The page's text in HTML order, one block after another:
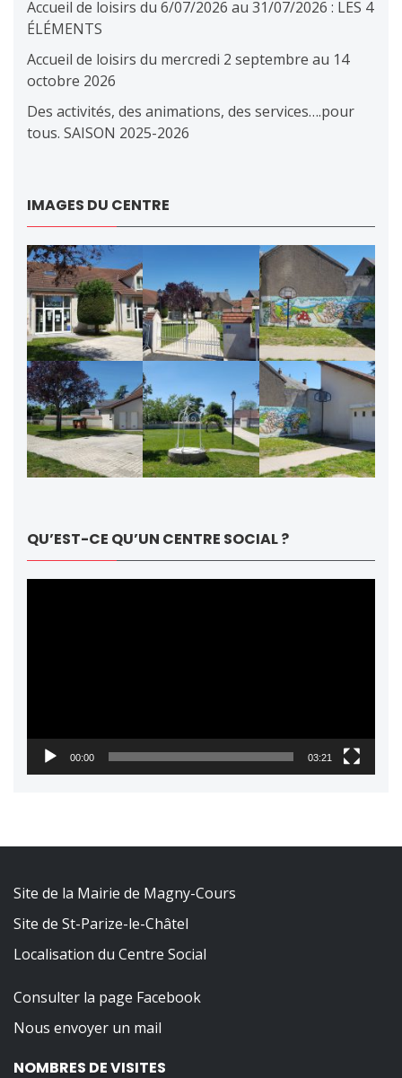
Accueil de loisirs du 6/07/2026 au 31/07/2026 : LES 4
ÉLÉMENTS
Accueil de loisirs du mercredi 2 septembre au 14
octobre 2026
Des activités, des animations, des services….pour
tous. SAISON 2025-2026
IMAGES DU CENTRE
QU’EST-CE QU’UN CENTRE SOCIAL ?
00:00 03:21
Site de la Mairie de Magny-Cours
Site de St-Parize-le-Châtel
Localisation du Centre Social
Consulter la page Facebook
Nous envoyer un mail
NOMBRES DE VISITES